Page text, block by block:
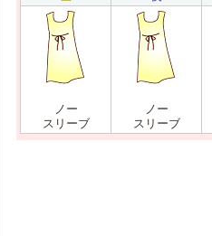
ノー
スリーブ
ノー
スリーブ